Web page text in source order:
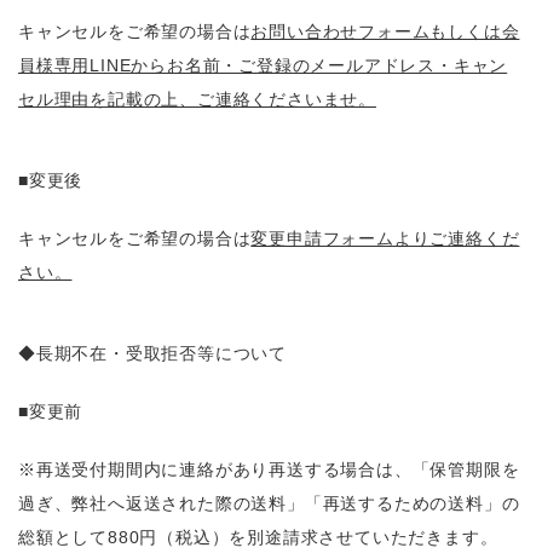
キャンセルをご希望の場合はお問い合わせフォームもしくは会
員様専用LINEからお名前・ご登録のメールアドレス・キャン
セル理由を記載の上、ご連絡くださいませ。
■変更後
キャンセルをご希望の場合は変更申請フォームよりご連絡くだ
さい。
◆長期不在・受取拒否等について
■変更前
※再送受付期間内に連絡があり再送する場合は、「保管期限を
過ぎ、弊社へ返送された際の送料」「再送するための送料」の
総額として880円（税込）を別途請求させていただきます。